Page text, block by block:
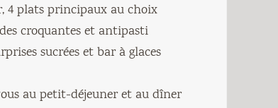
4 plats principaux au choix
croquantes et antipasti
sucrées et bar à glaces
au petit-déjeuner et au dîner